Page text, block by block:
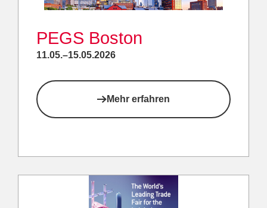
PEGS Boston
11.05.–15.05.2026
Mehr erfahren